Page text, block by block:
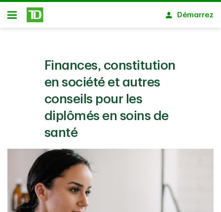
Passer au contenu principal
Ouvert
Démarrez
Finances, constitution
en société et autres
conseils pour les
diplômés en soins de
santé